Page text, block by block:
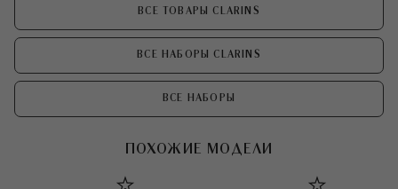
ВСЕ ТОВАРЫ CLARINS
ВСЕ НАБОРЫ CLARINS
ВСЕ НАБОРЫ
ПОХОЖИЕ МОДЕЛИ